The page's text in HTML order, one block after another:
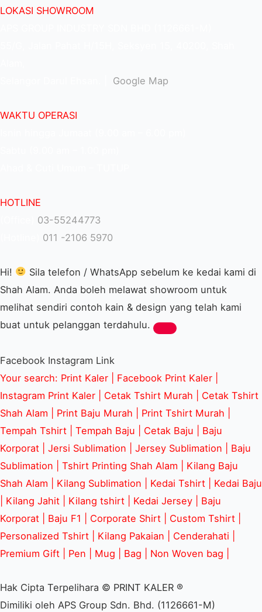
LOKASI SHOWROOM
Google Map
WAKTU OPERASI
HOTLINE
03-55244773
011 -2106 5970
Hi!
Sila telefon / WhatsApp sebelum ke kedai kami di
Shah Alam. Anda boleh melawat showroom untuk
melihat sendiri contoh kain & design yang telah kami
buat untuk pelanggan terdahulu.
Facebook Instagram Link
Your search: Print Kaler | Facebook Print Kaler
Instagram Print Kaler | Cetak Tshirt Murah | Cetak Tshirt
Shah Alam | Print Baju Murah | Print Tshirt Murah |
Tempah Tshirt | Tempah Baju | Cetak Baju | Baju
Korporat | Jersi Sublimation | Jersey Sublimation | Baju
Sublimation | Tshirt Printing Shah Alam | Kilang Baju
Shah Alam | Kilang Sublimation | Kedai Tshirt | Kedai Baju
| Kilang Jahit | Kilang tshirt | Kedai Jersey | Baju
Korporat | Baju F1 | Corporate Shirt | Custom Tshirt |
Personalized Tshirt | Kilang Pakaian | Cenderahati |
Premium Gift | Pen | Mug | Bag | Non Woven bag |
Hak Cipta Terpelihara © PRINT KALER ®
Dimiliki oleh APS Group Sdn. Bhd. (1126661-M)